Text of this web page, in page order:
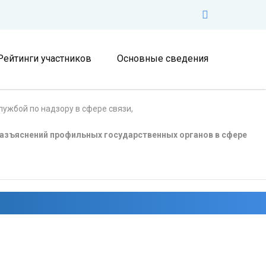
участников Основные сведения
по надзору в сфере связи,
профильных государственных органов в сфере